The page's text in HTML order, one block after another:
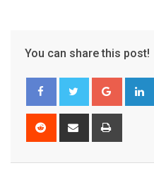
You can share this post!
Google+
Reddit
Share